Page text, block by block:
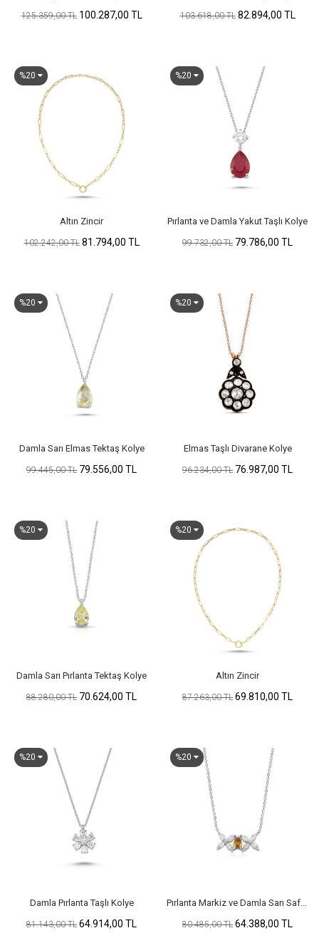
125.359,00 TL 100.287,00 TL 103.618,00 TL 82.894,00 TL
%20
Altın Zincir
102.242,00 TL 81.794,00 TL
%20
Pırlanta ve Damla Yakut Taşlı Kolye
99.732,00 TL 79.786,00 TL
%20
Damla Sarı Elmas Tektaş Kolye
99.445,00 TL 79.556,00 TL
%20
Elmas Taşlı Divarane Kolye
96.234,00 TL 76.987,00 TL
%20
Damla Sarı Pırlanta Tektaş Kolye
88.280,00 TL 70.624,00 TL
%20
Altın Zincir
87.263,00 TL 69.810,00 TL
%20
Damla Pırlanta Taşlı Kolye
81.143,00 TL 64.914,00 TL
%20
Pırlanta Markiz ve Damla Sarı Safir Taşlı Kolye
80.485,00 TL 64.388,00 TL